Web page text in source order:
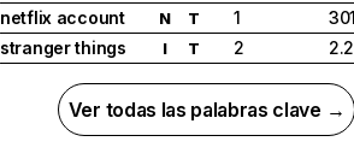
netflix account
N T 1
stranger things
I T 2
Ver todas las palabras clave →